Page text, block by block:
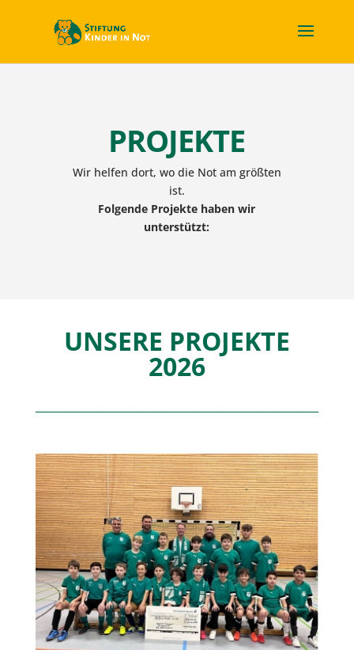
PROJEKTE
Wir helfen dort, wo die Not am größten
ist.
Folgende Projekte haben wir
unterstützt:
UNSERE PROJEKTE
2026